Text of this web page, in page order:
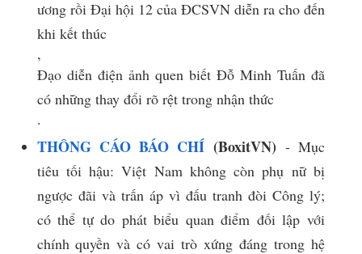
ương rồi Đại hội 12 của ĐCSVN diễn ra cho đến
khi kết thúc
​,​
Đạo diễn điện ảnh quen biết Đỗ Minh Tuấn đã
có những thay đổi rõ rệt trong nhận thức
​.​
THÔNG CÁO BÁO CHÍ(BoxitVN) - Mục
tiêu tối hậu: Việt Nam không còn phụ nữ bị
ngược đãi và trấn áp vì đấu tranh đòi Công lý;
có thể tự do phát biểu quan điểm đối lập với
chính quyền và có vai trò xứng đáng trong hệ